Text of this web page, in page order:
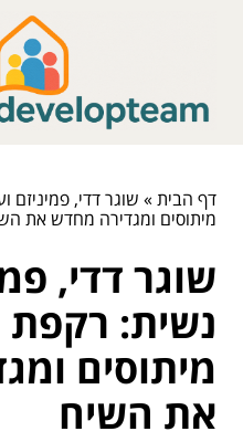
דף הבית» שוגר דדי,
מיתוסים ומגדירה מחדש את
שוגר דדי,
נשית: רקפת
מיתוסים
את השיח